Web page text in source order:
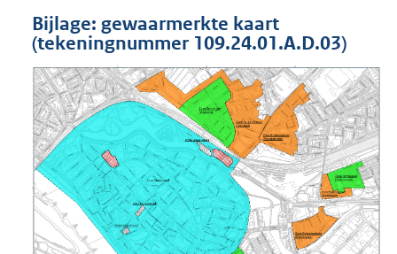
Bijlage: gewaarmerkte kaart
(tekeningnummer 109.24.01.A.D.03)